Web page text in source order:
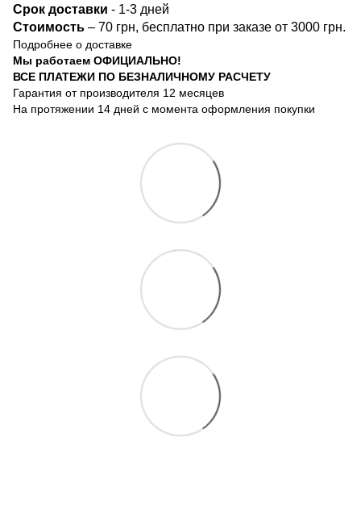
Срок доставки - 1-3 дней
Стоимость – 70 грн, бесплатно при заказе от 3000 грн.
Подробнее о доставке
Мы работаем ОФИЦИАЛЬНО!
ВСЕ ПЛАТЕЖИ ПО БЕЗНАЛИЧНОМУ РАСЧЕТУ
Гарантия от производителя 12 месяцев
На протяжении 14 дней с момента оформления покупки